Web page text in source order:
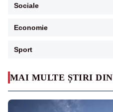
MAI MULTE ȘTIRI DIN
Sociale
Economie
Sport